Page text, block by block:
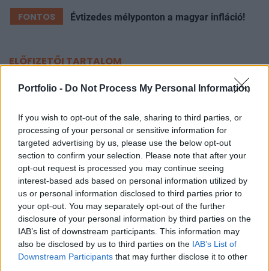
Portfolio - Do Not Process My Personal Information
If you wish to opt-out of the sale, sharing to third parties, or
processing of your personal or sensitive information for
targeted advertising by us, please use the below opt-out
section to confirm your selection. Please note that after your
opt-out request is processed you may continue seeing
interest-based ads based on personal information utilized by
us or personal information disclosed to third parties prior to
your opt-out. You may separately opt-out of the further
disclosure of your personal information by third parties on the
IAB’s list of downstream participants. This information may
also be disclosed by us to third parties on the IAB’s List of
Downstream Participants that may further disclose it to other
FONTOS Évtizedes mélyponton a magyar infláció!
ELŐFIZETŐI TARTALOM
Fél év után kimondták:
Portfolio
2026. július 06. 15:41
Egy kormányzati megbízásból felállított bizottság
szerint a januári, öt napig tartó berlini
áramkimaradást terrortámadás okozta. A testület
a történteket figyelmeztető jelnek nevezte a
német nagyvárosok számára, és a kritikus
infrastruktúra védelmének megerősítését sürgeti